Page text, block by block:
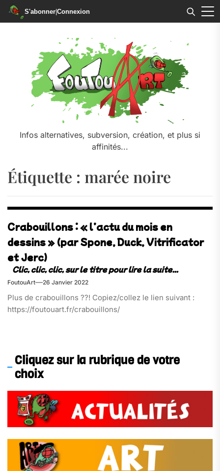
S'abonner|Connexion
Infos alternatives, subversion, création, et plus si
affinités...
Étiquette : marée noire
Crabouillons : « l’actu du mois en
dessins » (par Spone, Duck, Vitrificator
et Jerc)
FoutouArt 26 Janvier 2022
Plus de crabouillons ??! Copiez/collez le lien suivant :
https://foutouart.fr/crabouillons/
Cliquez sur la rubrique de votre
choix